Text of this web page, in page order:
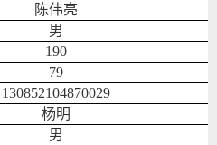
陈伟亮
男
190
79
130852104870029
杨明
男